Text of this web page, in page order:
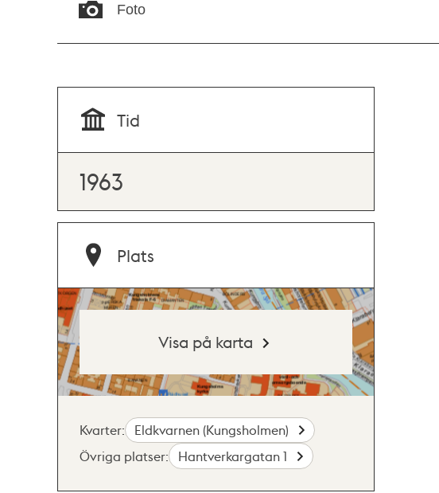
Foto
Tid
1963
Plats
Visa på karta
Kvarter:
Eldkvarnen (Kungsholmen)
Övriga platser:
Hantverkargatan 1